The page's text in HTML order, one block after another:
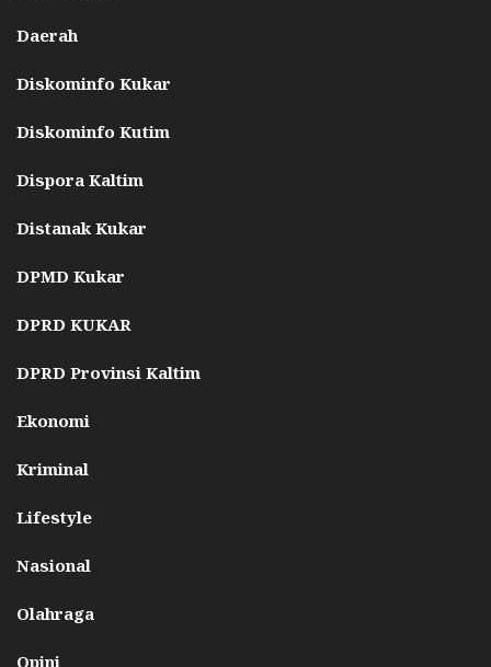
Daerah
Diskominfo Kukar
Diskominfo Kutim
Dispora Kaltim
Distanak Kukar
DPMD Kukar
DPRD KUKAR
DPRD Provinsi Kaltim
Ekonomi
Kriminal
Lifestyle
Nasional
Olahraga
Opini